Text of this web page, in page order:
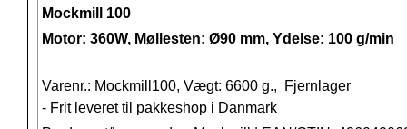
Mockmill 100
Motor: 360W, Møllesten: Ø90 mm, Ydelse: 100 g/min
Varenr.: Mockmill100, Vægt: 6600 g.,
Fjernlager
- Frit leveret til pakkeshop i Danmark